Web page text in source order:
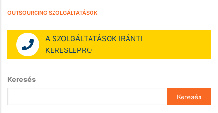
OUTSOURCING SZOLGÁLTATÁSOK
A SZOLGÁLTATÁSOK IRÁNTI
KERESLEPRO
Keresés